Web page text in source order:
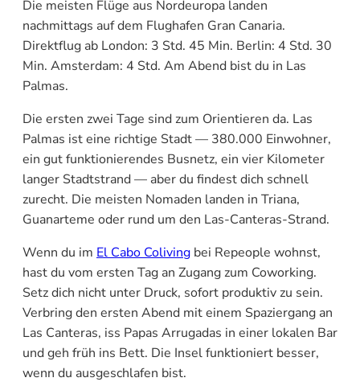
Die meisten Flüge aus Nordeuropa landen
nachmittags auf dem Flughafen Gran Canaria.
Direktflug ab London: 3 Std. 45 Min. Berlin: 4 Std. 30
Min. Amsterdam: 4 Std. Am Abend bist du in Las
Palmas.
Die ersten zwei Tage sind zum Orientieren da. Las
Palmas ist eine richtige Stadt — 380.000 Einwohner,
ein gut funktionierendes Busnetz, ein vier Kilometer
langer Stadtstrand — aber du findest dich schnell
zurecht. Die meisten Nomaden landen in Triana,
Guanarteme oder rund um den Las-Canteras-Strand.
Wenn du im El Cabo Coliving bei Repeople wohnst,
hast du vom ersten Tag an Zugang zum Coworking.
Setz dich nicht unter Druck, sofort produktiv zu sein.
Verbring den ersten Abend mit einem Spaziergang an
Las Canteras, iss Papas Arrugadas in einer lokalen Bar
und geh früh ins Bett. Die Insel funktioniert besser,
wenn du ausgeschlafen bist.